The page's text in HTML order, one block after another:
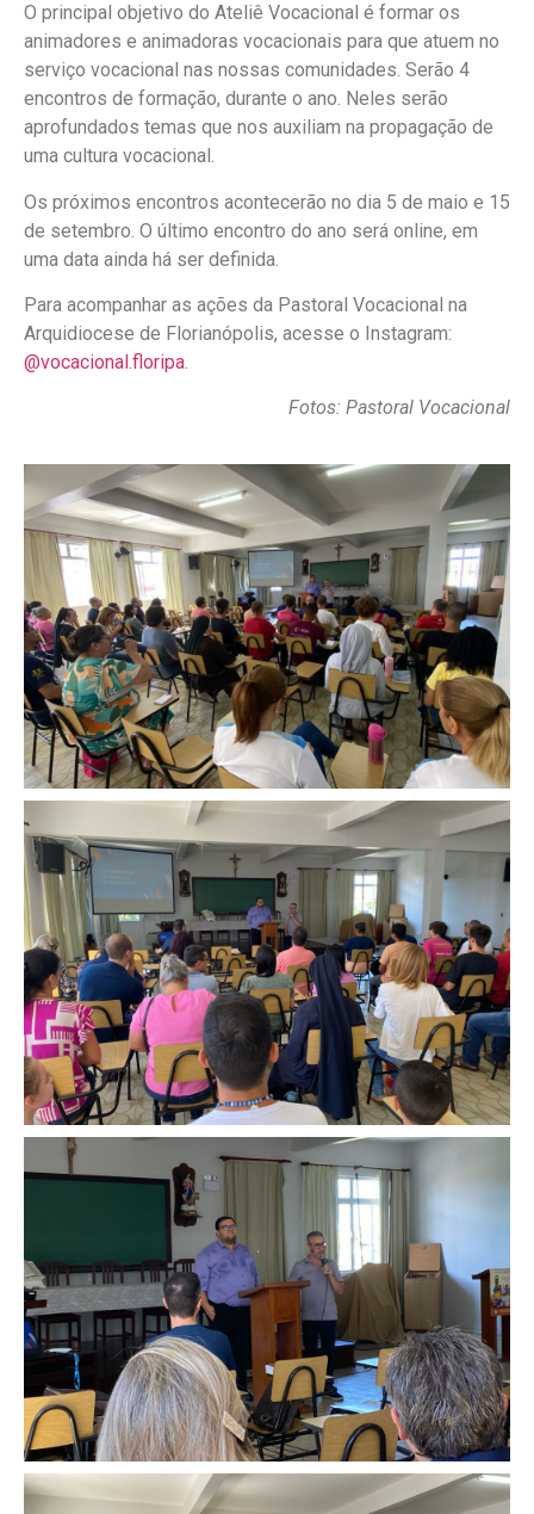
O principal objetivo do Ateliê Vocacional é formar os
animadores e animadoras vocacionais para que atuem no
serviço vocacional nas nossas comunidades. Serão 4
encontros de formação, durante o ano. Neles serão
aprofundados temas que nos auxiliam na propagação de
uma cultura vocacional.
Os próximos encontros acontecerão no dia 5 de maio e 15
de setembro. O último encontro do ano será online, em
uma data ainda há ser definida.
Para acompanhar as ações da Pastoral Vocacional na
Arquidiocese de Florianópolis, acesse o Instagram:
@vocacional.floripa.
Fotos: Pastoral Vocacional